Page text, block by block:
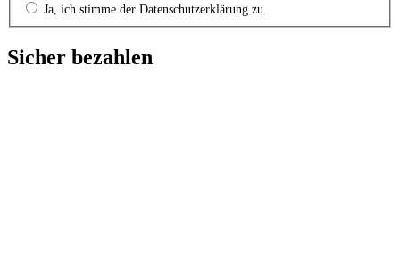
Ja, ich stimme der Datenschutzerklärung zu.
Sicher bezahlen